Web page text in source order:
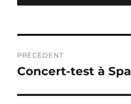
de
PRÉCÉDENT
Publication
Concert-test à Spa